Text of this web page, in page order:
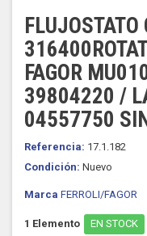
FLUJOSTATO
FAGOR
39804220 /
04557750
Referencia: 17.1.182
Condición: Nuevo
Marca FERROLI/FAGOR
1 Elemento EN STOCK